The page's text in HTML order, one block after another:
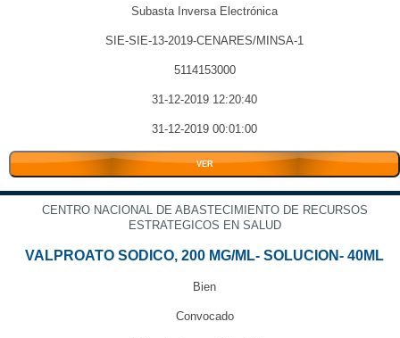
Subasta Inversa Electrónica
SIE-SIE-13-2019-CENARES/MINSA-1
5114153000
31-12-2019 12:20:40
31-12-2019 00:01:00
VER
CENTRO NACIONAL DE ABASTECIMIENTO DE RECURSOS
ESTRATEGICOS EN SALUD
VALPROATO SODICO, 200 MG/ML- SOLUCION- 40ML
Bien
Convocado